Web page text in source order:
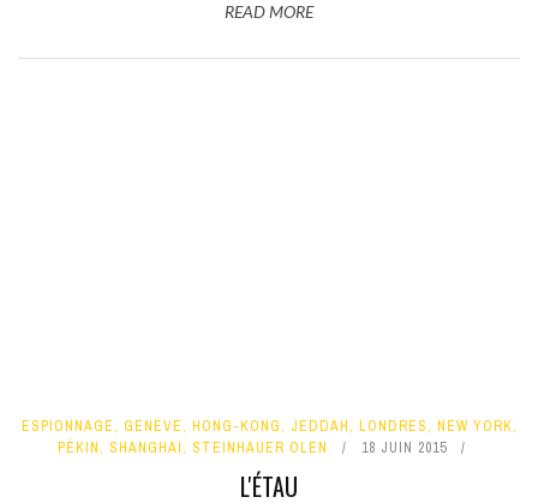
READ MORE
ESPIONNAGE, GENÈVE, HONG-KONG, JEDDAH, LONDRES, NEW YORK,
PÉKIN, SHANGHAI, STEINHAUER OLEN 18 JUIN 2015
L'ÉTAU